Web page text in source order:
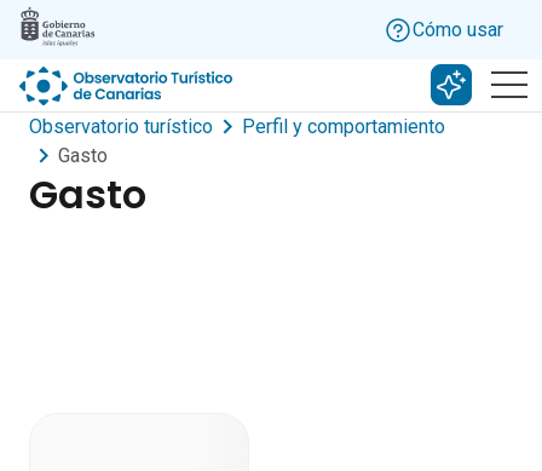
Skip to main content
Cómo usar
Buscar
Observatorio turístico
Perfil y comportamiento
Gasto
Gasto